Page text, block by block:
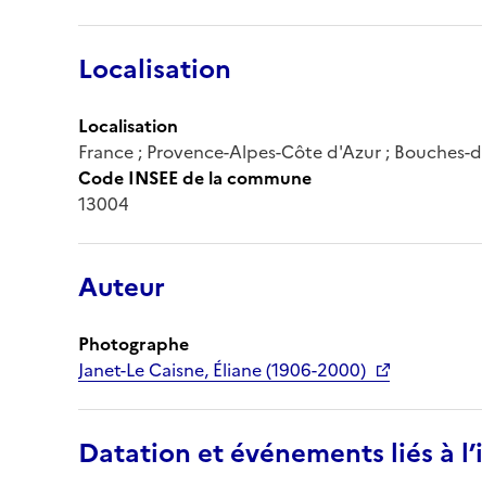
Localisation
Localisation
France ; Provence-Alpes-Côte d'Azur ; Bouches-
Code INSEE de la commune
13004
Auteur
Photographe
Janet-Le Caisne, Éliane (1906-2000)
Datation et événements liés à